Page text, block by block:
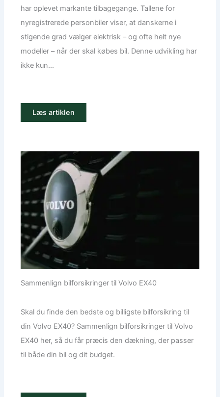
har oplevet markante tilbagegange. Tallene for
nyregistrerede personbiler viser, at danskerne i
stigende grad vælger elektrisk – og ofte helt nye
modeller – når der skal købes bil. Denne udvikling har
ikke kun...
Læs artiklen
Sammenlign bilforsikringer til Volvo EX40
Skal du finde den bedste og billigste bilforsikring til
din Volvo EX40? Sammenlign bilforsikringer til Volvo
EX40 her, så du får præcis den dækning, der passer
til både din bil og dit budget.